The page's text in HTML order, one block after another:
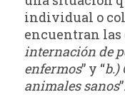
individual o
encuentran las
internación de
enfermos” y “b.)
animales sanos”.